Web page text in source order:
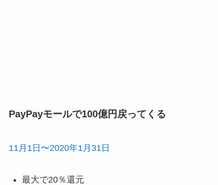
PayPayモールで100億円戻ってくる
11月1日〜2020年1月31日
最大で20％還元